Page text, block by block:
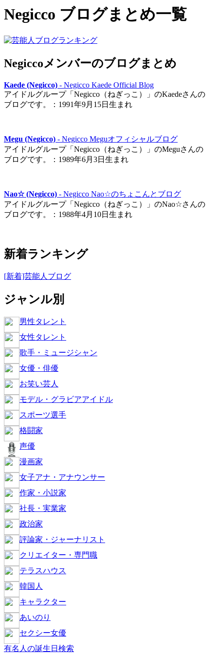
Negicco ブログまとめ一覧
Negiccoメンバーのブログまとめ
Kaede (Negicco) - Negicco Kaede Official Blog
アイドルグループ「Negicco（ねぎっこ）」のKaedeさんの
ブログです。：1991年9月15日生まれ
Megu (Negicco) - Negicco Meguオフィシャルブログ
アイドルグループ「Negicco（ねぎっこ）」のMeguさんの
ブログです。：1989年6月3日生まれ
Nao☆ (Negicco) - Negicco Nao☆のちょこんとブログ
アイドルグループ「Negicco（ねぎっこ）」のNao☆さんの
ブログです。：1988年4月10日生まれ
新着ランキング
[新着]芸能人ブログ
ジャンル別
男性タレント
女性タレント
歌手・ミュージシャン
女優・俳優
お笑い芸人
モデル・グラビアアイドル
スポーツ選手
格闘家
声優
漫画家
女子アナ・アナウンサー
作家・小説家
社長・実業家
政治家
評論家・ジャーナリスト
クリエイター・専門職
テラスハウス
韓国人
キャラクター
あいのり
セクシー女優
有名人の誕生日検索